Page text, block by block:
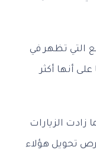
التي تظهر في
على أنها أكثر
زادت الزيارات
تحويل هؤلاء